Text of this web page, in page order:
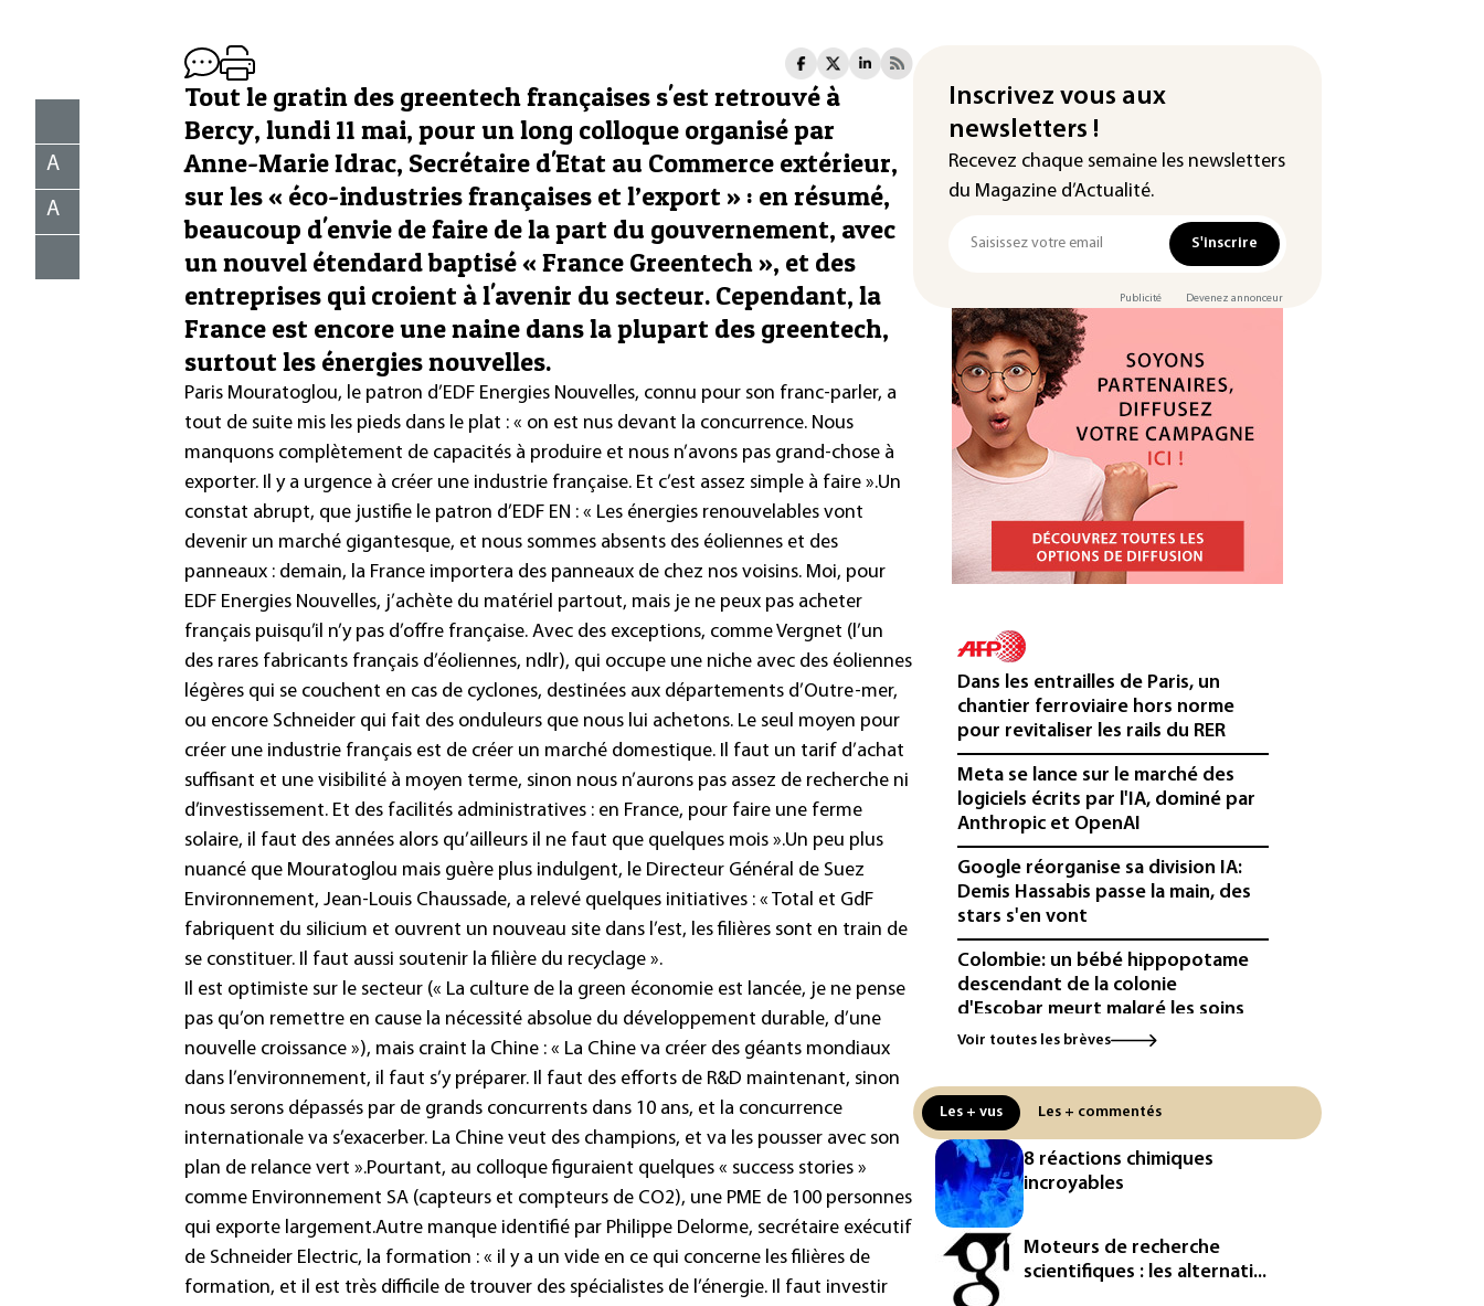
A
A
Tout le gratin des greentech françaises s'est retrouvé à
Bercy, lundi 11 mai, pour un long colloque organisé par
Anne-Marie Idrac, Secrétaire d'Etat au Commerce extérieur,
sur les « éco-industries françaises et l’export » : en résumé,
beaucoup d'envie de faire de la part du gouvernement, avec
un nouvel étendard baptisé « France Greentech », et des
entreprises qui croient à l'avenir du secteur. Cependant, la
France est encore une naine dans la plupart des greentech,
surtout les énergies nouvelles.
Paris Mouratoglou, le patron d’EDF Energies Nouvelles, connu pour son franc-parler, a
tout de suite mis les pieds dans le plat : « on est nus devant la concurrence. Nous
manquons complètement de capacités à produire et nous n’avons pas grand-chose à
exporter. Il y a urgence à créer une industrie française. Et c’est assez simple à faire ».Un
constat abrupt, que justifie le patron d’EDF EN : « Les énergies renouvelables vont
devenir un marché gigantesque, et nous sommes absents des éoliennes et des
panneaux : demain, la France importera des panneaux de chez nos voisins. Moi, pour
EDF Energies Nouvelles, j’achète du matériel partout, mais je ne peux pas acheter
français puisqu’il n’y pas d’offre française. Avec des exceptions, comme Vergnet (l’un
des rares fabricants français d’éoliennes, ndlr), qui occupe une niche avec des éoliennes
légères qui se couchent en cas de cyclones, destinées aux départements d’Outre-mer,
ou encore Schneider qui fait des onduleurs que nous lui achetons. Le seul moyen pour
créer une industrie français est de créer un marché domestique. Il faut un tarif d’achat
suffisant et une visibilité à moyen terme, sinon nous n’aurons pas assez de recherche ni
d’investissement. Et des facilités administratives : en France, pour faire une ferme
solaire, il faut des années alors qu’ailleurs il ne faut que quelques mois ».Un peu plus
nuancé que Mouratoglou mais guère plus indulgent, le Directeur Général de Suez
Environnement, Jean-Louis Chaussade, a relevé quelques initiatives : « Total et GdF
fabriquent du silicium et ouvrent un nouveau site dans l’est, les filières sont en train de
se constituer. Il faut aussi soutenir la filière du recyclage ».
Il est optimiste sur le secteur (« La culture de la green économie est lancée, je ne pense
pas qu’on remettre en cause la nécessité absolue du développement durable, d’une
nouvelle croissance »), mais craint la Chine : « La Chine va créer des géants mondiaux
dans l’environnement, il faut s’y préparer. Il faut des efforts de R&D maintenant, sinon
nous serons dépassés par de grands concurrents dans 10 ans, et la concurrence
internationale va s’exacerber. La Chine veut des champions, et va les pousser avec son
plan de relance vert ».Pourtant, au colloque figuraient quelques « success stories »
comme Environnement SA (capteurs et compteurs de CO2), une PME de 100 personnes
qui exporte largement.Autre manque identifié par Philippe Delorme, secrétaire exécutif
de Schneider Electric, la formation : « il y a un vide en ce qui concerne les filières de
formation, et il est très difficile de trouver des spécialistes de l’énergie. Il faut investir
Inscrivez vous aux
newsletters !
Recevez chaque semaine les newsletters
du Magazine d’Actualité.
S'inscrire
Publicité Devenez annonceur
Dans les entrailles de Paris, un
chantier ferroviaire hors norme
pour revitaliser les rails du RER
Meta se lance sur le marché des
logiciels écrits par l'IA, dominé par
Anthropic et OpenAI
Google réorganise sa division IA:
Demis Hassabis passe la main, des
stars s'en vont
Colombie: un bébé hippopotame
descendant de la colonie
d'Escobar meurt malgré les soins
Éclipse: une baisse temporaire de
attendue en Europe
L'Autriche bat son record absolu
de chaleur pour le deuxième jour
d'affilée
Inde : Meta sommé de s'excuser
après le retrait d'une vidéo de
Modi
Voir toutes les brèves
Les + vus Les + commentés
8 réactions chimiques
incroyables
Moteurs de recherche
scientifiques : les alternati...